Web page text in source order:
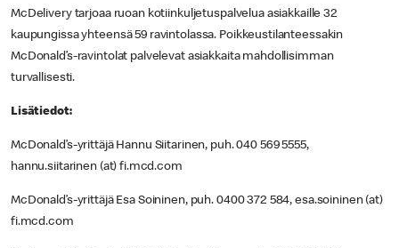
McDelivery tarjoaa ruoan kotiinkuljetuspalvelua asiakkaille 32
kaupungissa yhteensä 59 ravintolassa. Poikkeustilanteessakin
McDonald’s-ravintolat palvelevat asiakkaita mahdollisimman
turvallisesti.
Lisätiedot:
McDonald’s-yrittäjä Hannu Siitarinen, puh. 040 569 5555,
hannu.siitarinen (at) fi.mcd.com
McDonald’s-yrittäjä Esa Soininen, puh. 0400 372 584, esa.soininen (at)
fi.mcd.com